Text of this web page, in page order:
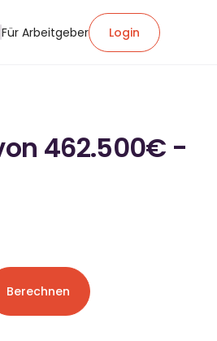
Für Arbeitgeber Login
462.500€ -
Berechnen